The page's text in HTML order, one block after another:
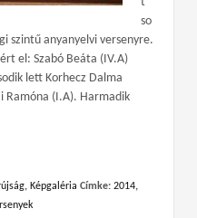
so
szintű anyanyelvi versenyre.
el: Szabó Beáta (IV.A)
lett Korhecz Dalma
Ramóna (I.A). Harmadik
, Képgaléria Címke: 2014,